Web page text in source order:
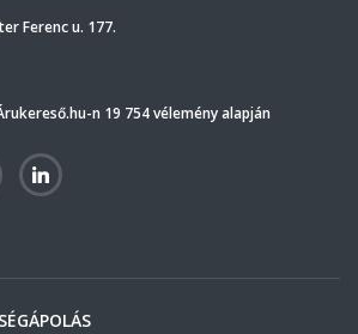
Ferenc u. 177.
n 19 754 vélemény alapján